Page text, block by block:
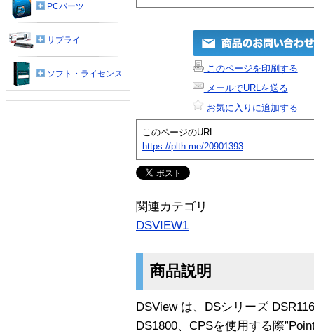
このページを印刷する
メールでURLを送る
お気に入りに追加する
このページのURL
https://plth.me/20901393
関連カテゴリ
DSVIEW1
商品説明
DSView は、DSシリーズ
DS1800、CPSを使用する際
PCパーツ
サプライ
ソフト・ライセンス